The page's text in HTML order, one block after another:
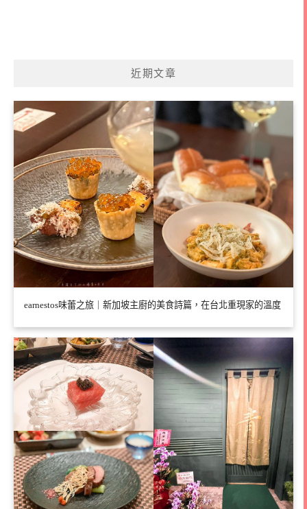
近期文章
earnestos味蕾之旅｜新加坡主廚的美食詩篇，在台北重現家的溫度